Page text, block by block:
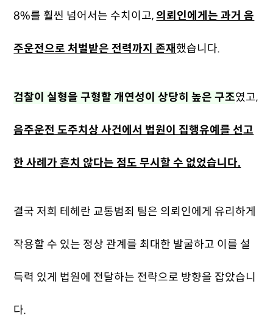
8%를 훨씬 넘어서는 수치이고, 의뢰인에게는 과거 음
주운전으로 처벌받은 전력까지 존재했습니다.
검찰이 실형을 구형할 개연성이 상당히 높은 구조였고,
음주운전 도주치상 사건에서 법원이 집행유예를 선고
한 사례가 흔치 않다는 점도 무시할 수 없었습니다.
결국 저희 테헤란 교통범죄 팀은 의뢰인에게 유리하게
작용할 수 있는 정상 관계를 최대한 발굴하고 이를 설
득력 있게 법원에 전달하는 전략으로 방향을 잡았습니
다.